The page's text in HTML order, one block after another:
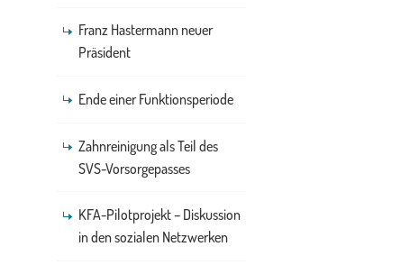
Franz Hastermann neuer
Präsident
Ende einer Funktionsperiode
Zahnreinigung als Teil des
SVS-Vorsorgepasses
KFA-Pilotprojekt – Diskussion
in den sozialen Netzwerken